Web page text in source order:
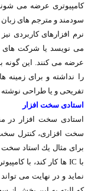
كامپیوتری عرضه می
سودمند و مترجم های
نرم افزارهای كاربردی
می نویسد یا شركت های
عرضه می كنند. این گونه
را نداشته و برای زمینه
تفریحی و یا طراحی
استادی سخت افزار
استادی سخت افزار در
سخت افزاری، كنترل سخت
برای مثال یك استاد
با IC ها كار كند، با
نماید و در نهایت می